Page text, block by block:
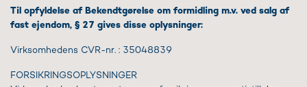
Til opfyldelse af Bekendtgørelse om formidling m.v. ved salg af
fast ejendom, § 27 gives disse oplysninger:
Virksomhedens CVR-nr. : 35048839
FORSIKRINGSOPLYSNINGER